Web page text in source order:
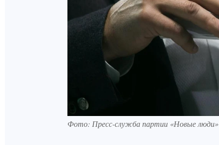
Фото: Пресс-служба партии «Новые люди»